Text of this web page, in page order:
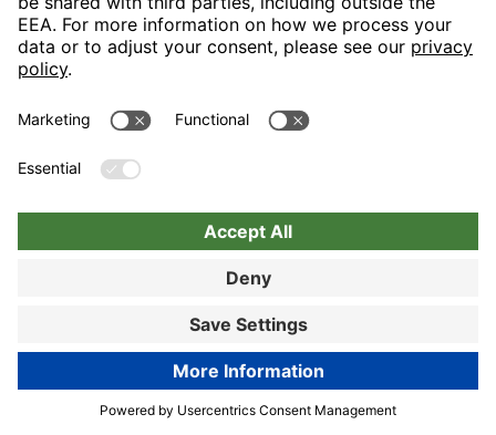
BOOK NOWBook now